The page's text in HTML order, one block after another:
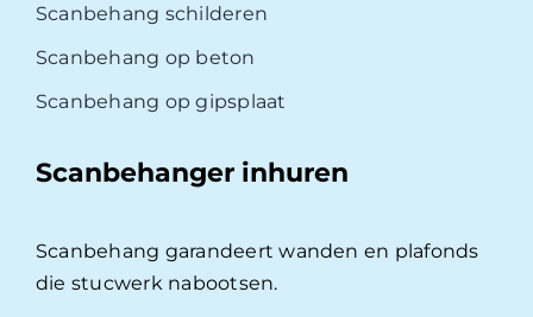
Scanbehang schilderen
Scanbehang op beton
Scanbehang op gipsplaat
Scanbehanger inhuren
Scanbehang garandeert wanden en plafonds
die stucwerk nabootsen.